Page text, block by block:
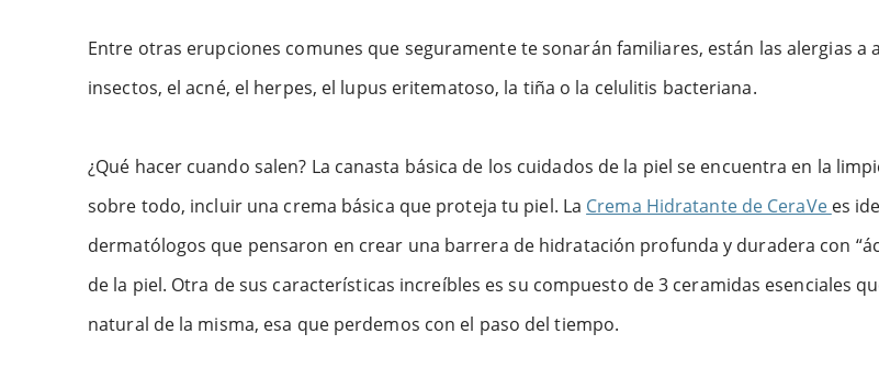
Entre otras erupciones comunes que seguramente te sonarán familiares, están las alergias
insectos, el acné, el herpes, el lupus eritematoso, la tiña o la celulitis bacteriana.
¿Qué hacer cuando salen? La canasta básica de los cuidados de la piel se encuentra en la
sobre todo, incluir una crema básica que proteja tu piel. La Crema Hidratante de CeraVe es
dermatólogos que pensaron en crear una barrera de hidratación profunda y duradera con
de la piel. Otra de sus características increíbles es su compuesto de 3 ceramidas esenciales
natural de la misma, esa que perdemos con el paso del tiempo.